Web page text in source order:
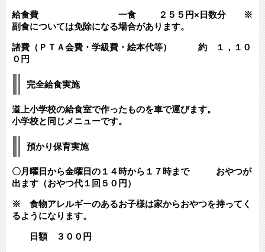
給食費 一食 ２５５円×日数分 ※
副食については免除になる場合があります。
諸費（ＰＴＡ会費・学級費・絵本代等） 約 １，１０
０円
完全給食実施
道上小学校の給食室で作ったものを車で運びます。
小学校と同じメニューです。
預かり保育実施
〇月曜日から金曜日の１４時から１７時まで おやつが
出ます（おやつ代１回５０円）
※ 食物アレルギーのあるお子様は家からおやつを持ってく
るようになります。
日額 ３００円